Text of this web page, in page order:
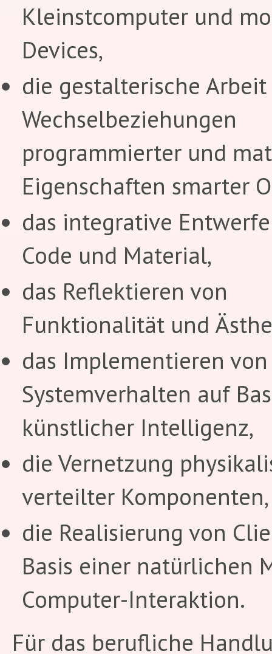
Kleinstcomputer und
Devices,
die gestalterische
Wechselbeziehungen
programmierter und
Eigenschaften smarter
das integrative
Code und Material,
das Reflektieren von
Funktionalität und
das Implementieren
Systemverhalten auf
künstlicher Intelligenz,
die Vernetzung
verteilter Komponenten,
die Realisierung von
Basis einer natürlichen
Computer-Interaktion.
Für das berufliche